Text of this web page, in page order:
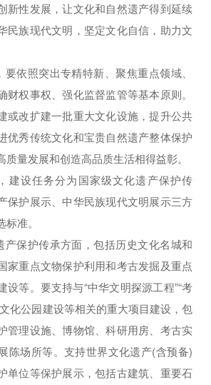
新性发展，让文化和自然遗产得到延续
民族现代文明，坚定文化自信，助力文
要依照突出专精特新、聚焦重点领域、
财权事权、强化监督监管等基本原则。
或改扩建一批重大文化设施，提升公共
优秀传统文化和宝贵自然遗产整体保护
量发展和创造高品质生活相得益彰。
建设任务分为国家级文化遗产保护传
保护展示、中华民族现代文明展示三方
准。
产保护传承方面，包括历史文化名城和
家重点文物保护利用和考古发掘及重点
设等。要支持与“中华文明探源工程”“考
化公园建设等相关的重大项目建设，包
管理设施、博物馆、科研用房、考古实
陈场所等。支持世界文化遗产(含预备)
单位等保护展示，包括古建筑、重要石